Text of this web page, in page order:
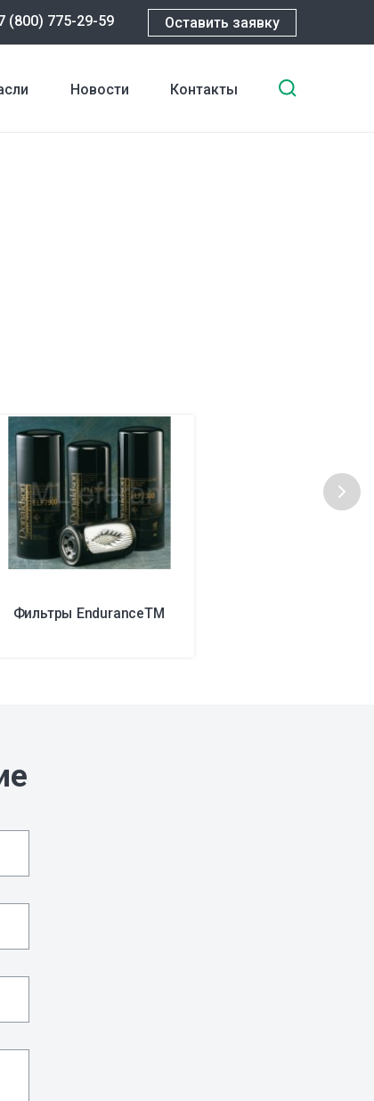
(800) 775-29-59 Оставить заявку
Новости Контакты
Фильтры EnduranceTM